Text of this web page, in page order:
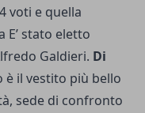
voti e quella
E’ stato eletto
Galdieri. Di
è il vestito più bello
sede di confronto